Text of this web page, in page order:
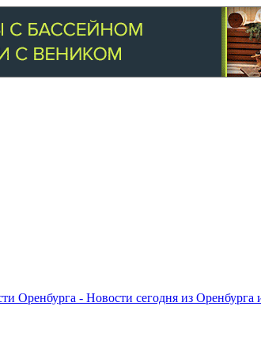
Оренбурга - Новости сегодня из Оренбурга